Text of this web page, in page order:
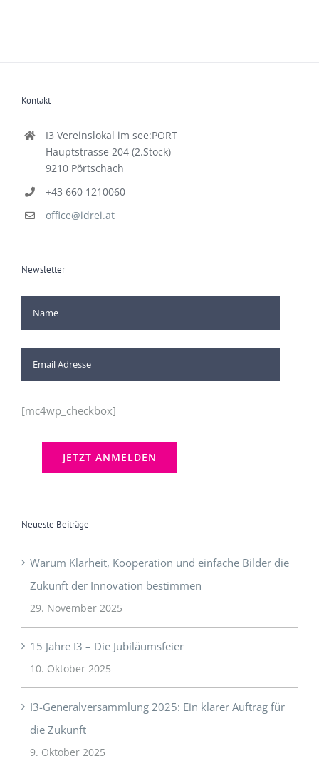
Kontakt
I3 Vereinslokal im see:PORT
Hauptstrasse 204 (2.Stock)
9210 Pörtschach
+43 660 1210060
office@idrei.at
Newsletter
[mc4wp_checkbox]
Neueste Beiträge
Warum Klarheit, Kooperation und einfache Bilder die
Zukunft der Innovation bestimmen
29. November 2025
15 Jahre I3 – Die Jubiläumsfeier
10. Oktober 2025
I3-Generalversammlung 2025: Ein klarer Auftrag für
die Zukunft
9. Oktober 2025